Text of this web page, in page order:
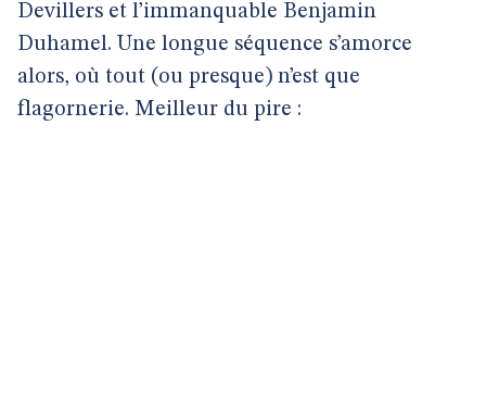
Devillers et l’immanquable Benjamin
Duhamel. Une longue séquence s’amorce
alors, où tout (ou presque) n’est que
flagornerie. Meilleur du pire :